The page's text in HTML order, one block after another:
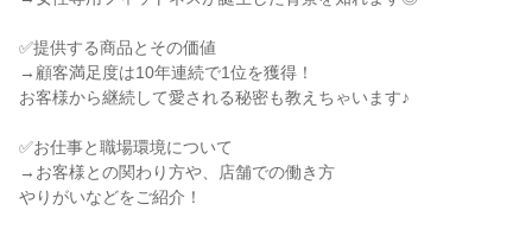
✅提供する商品とその価値
→顧客満足度は10年連続で1位を獲得！
お客様から継続して愛される秘密も教えちゃいます♪
✅お仕事と職場環境について
→お客様との関わり方や、店舗での働き方
やりがいなどをご紹介！